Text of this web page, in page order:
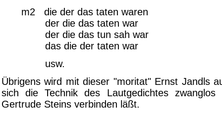
m2 die der das taten waren
der die das taten war
der die das tun sah war
das die der taten war
usw.
Übrigens wird mit dieser "moritat" Ernst Jandls
sich die Technik des Lautgedichtes
Gertrude Steins verbinden läßt.